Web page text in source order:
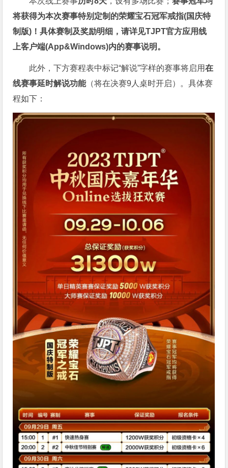
将获得为本次赛事特别定制的荣耀宝石冠军戒指(国庆特
制版)！具体赛制及奖励明细，请详见TJPT官方应用线
上客户端(App&Windows)内的赛事说明。
此外，下方赛程表中标记“解说”字样的赛事将启用在
线赛事延时解说功能（将在决赛9人桌时开启）。具体赛
程如下：